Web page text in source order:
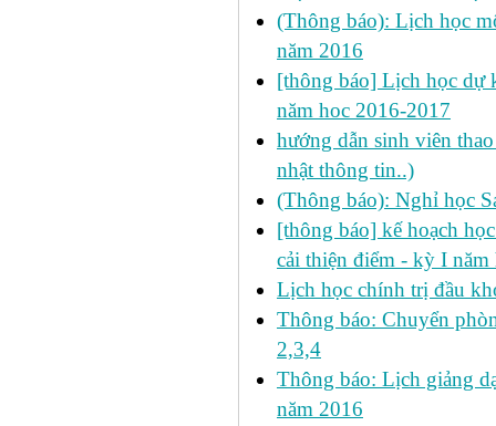
(Thông báo): Lịch học
năm 2016
[thông báo] Lịch học dự
năm hoc 2016-2017
hướng dẫn sinh viên
nhật thông tin..)
(Thông báo): Nghỉ học
[thông báo] kế hoạch
cải thiện điểm - kỳ I
Lịch học chính trị đầu
Thông báo: Chuyển
2,3,4
Thông báo: Lịch giảng
năm 2016